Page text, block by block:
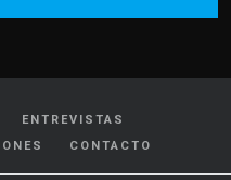
ENTREVISTAS
CONTACTO